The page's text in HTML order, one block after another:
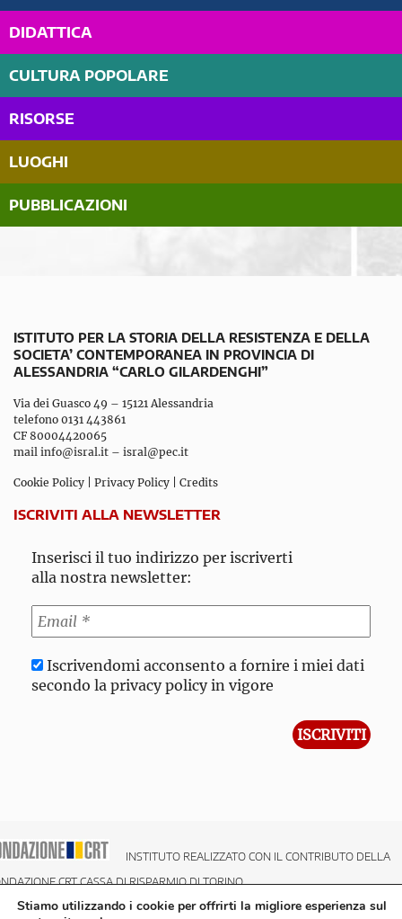
DIDATTICA
CULTURA POPOLARE
RISORSE
LUOGHI
PUBBLICAZIONI
ISTITUTO PER LA STORIA DELLA RESISTENZA E DELLA
SOCIETA’ CONTEMPORANEA IN PROVINCIA DI
ALESSANDRIA “CARLO GILARDENGHI”
Via dei Guasco 49 – 15121 Alessandria
telefono 0131 443861
CF 80004420065
mail info@isral.it – isral@pec.it
Cookie Policy Privacy Policy Credits
ISCRIVITI ALLA NEWSLETTER
Inserisci il tuo indirizzo per iscriverti
alla nostra newsletter:
Iscrivendomi acconsento a fornire i miei dati
secondo la privacy policy in vigore
INSTITUTO REALIZZATO CON IL CONTRIBUTO DELLA
CRT CASSA DI RISPARMIO DI TORINO
Stiamo utilizzando i cookie per offrirti la migliore esperienza sul